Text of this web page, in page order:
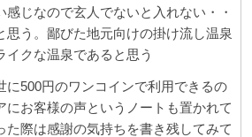
じなので玄人でないと入れない・・
思う。鄙びた地元向けの掛け流し温泉
イクな温泉であると思う
に500円のワンコインで利用できるの
にお客様の声というノートも置かれて
た際は感謝の気持ちを書き残してみて